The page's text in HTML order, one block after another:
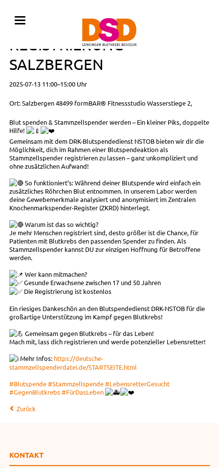
BLUTSPENDE MIT
REGISTRIERUNG •
SALZBERGEN
2025-07-13 11:00–15:00 Uhr
Ort: Salzbergen 48499 formBAR® Fitnessstudio Wasserstiege 2,
Blut spenden & Stammzellspender werden – Ein kleiner Piks, doppelte
Hilfe!
Gemeinsam mit dem DRK-Blutspendedienst NSTOB bieten wir dir die
Möglichkeit, dich im Rahmen einer Blutspendeaktion als
Stammzellspender registrieren zu lassen – ganz unkompliziert und
ohne zusätzlichen Aufwand!
So funktioniert’s: Während deiner Blutspende wird einfach ein
zusätzliches Röhrchen Blut entnommen. In unserem Labor werden
deine Gewebemerkmale analysiert und anonymisiert im Zentralen
Knochenmarkspender-Register (ZKRD) hinterlegt.
Warum ist das so wichtig?
Je mehr Menschen registriert sind, desto größer ist die Chance, für
Patienten mit Blutkrebs den passenden Spender zu finden. Als
Stammzellspender kannst DU zur einzigen Hoffnung für Betroffene
werden.
Wer kann mitmachen?
Gesunde Erwachsene zwischen 17 und 50 Jahren
Die Registrierung ist kostenlos
Ein riesiges Dankeschön an den Blutspendedienst DRK-NSTOB für die
großartige Unterstützung im Kampf gegen Blutkrebs!
Gemeinsam gegen Blutkrebs – für das Leben!
Mach mit, lass dich registrieren und werde potenzieller Lebensretter!
Mehr Infos: https://deutsche-
stammzellspenderdatei.de/STARTSEITE.html
#Blutspende#Stammzellspende#LebensretterGesucht
#GegenBlutkrebs#FürDasLeben
Zurück
KONTAKT